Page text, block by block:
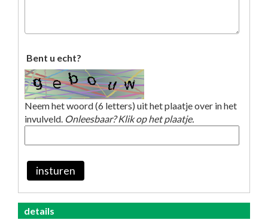
Bent u echt?
Neem het woord (6 letters) uit het plaatje over in het
invulveld. Onleesbaar? Klik op het plaatje.
insturen
details